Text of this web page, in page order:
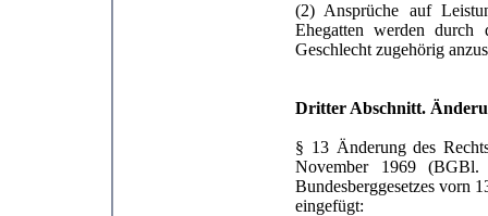
(2) Ansprüche auf
Ehegatten werden durch
Geschlecht zugehörig
Dritter Abschnitt.
§ 13 Änderung des
November 1969
Bundesberggesetzes vorn
eingefügt: